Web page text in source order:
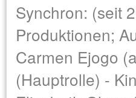
Synchron: (seit
Produktionen;
Carmen Ejogo
(Hauptrolle) -